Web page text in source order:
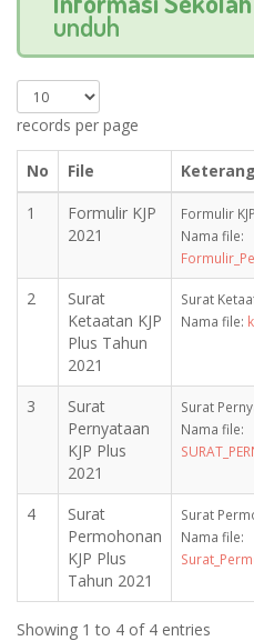
unduh
records per page
No File
1
Formulir KJP
2021
Formulir
Nama file:
2
Surat
Ketaatan KJP
Plus Tahun
2021
Surat
Nama file:
3
Surat
Pernyataan
KJP Plus
2021
Surat
Nama file:
4
Surat
Permohonan
KJP Plus
Tahun 2021
Surat
Nama file:
Showing 1 to 4 of 4 entries